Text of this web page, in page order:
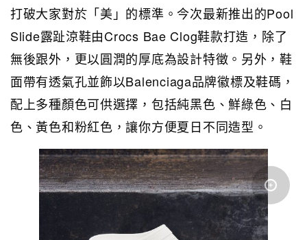
打破大家對於「美」的標準。今次最新推出的Pool
Slide露趾涼鞋由Crocs Bae Clog鞋款打造，除了
無後跟外，更以圓潤的厚底為設計特徵。另外，鞋
面帶有透氣孔並飾以Balenciaga品牌徽標及鞋碼，
配上多種顏色可供選擇，包括純黑色、鮮綠色、白
色、黃色和粉紅色，讓你方便夏日不同造型。